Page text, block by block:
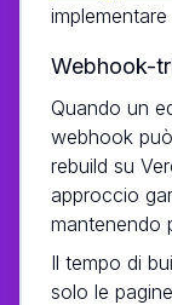
Webhook-
Quando un
webhook
rebuild su
approccio
mantenendo
Il tempo di
solo le